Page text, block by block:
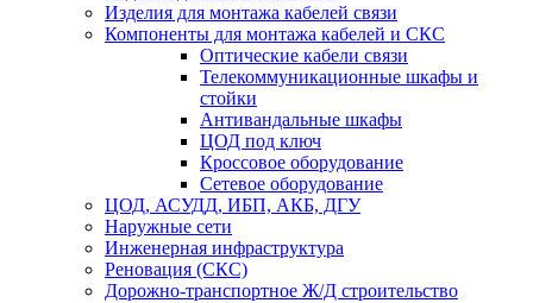
Изделия для монтажа кабелей связи
Компоненты для монтажа кабелей и СКС
Оптические кабели связи
Телекоммуникационные шкафы и
стойки
Антивандальные шкафы
ЦОД под ключ
Кроссовое оборудование
Сетевое оборудование
ЦОД, АСУДД, ИБП, АКБ, ДГУ
Наружные сети
Инженерная инфраструктура
Реновация (СКС)
Дорожно-транспортное Ж/Д строительство